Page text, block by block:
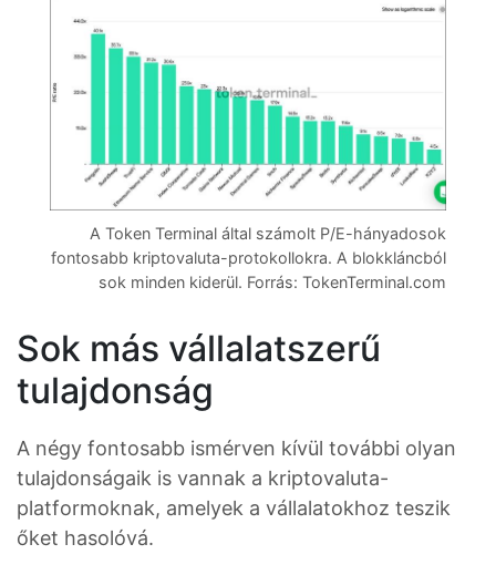
A Token Terminal által számolt P/E-hányadosok
fontosabb kriptovaluta-protokollokra. A blokkláncból
sok minden kiderül. Forrás: TokenTerminal.com
Sok más vállalatszerű
tulajdonság
A négy fontosabb ismérven kívül további olyan
tulajdonságaik is vannak a kriptovaluta-
platformoknak, amelyek a vállalatokhoz teszik
őket hasolóvá.